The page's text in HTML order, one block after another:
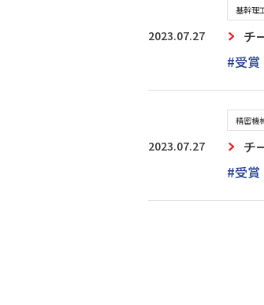
2023.07.27
基幹理
チ
#受賞
2023.07.27
精密機
チ
#受賞